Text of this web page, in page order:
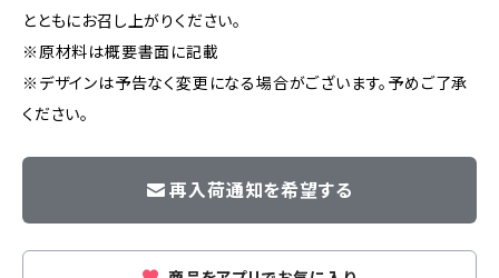
とともにお召し上がりください。
※原材料は概要書面に記載
※デザインは予告なく変更になる場合がございます。予めご了承
ください。
再入荷通知を希望する